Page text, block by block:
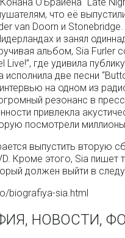
что её
van Doorn и
и занял
альбом, Sia Furler
где удивила
две песни
на одном из
резонанс в
привлекла
посмотрели
выпустить вторую
Кроме этого, Sia пишет
должен выйти в
biografiya-sia.html
НОВОСТИ,